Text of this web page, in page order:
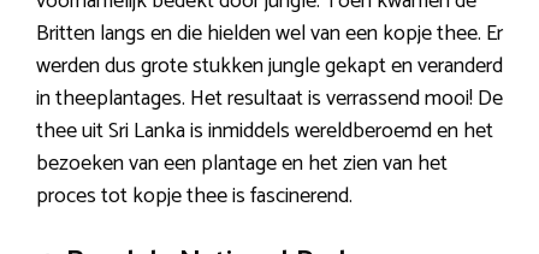
Britten langs en die hielden wel van een kopje thee. Er
werden dus grote stukken jungle gekapt en veranderd
in theeplantages. Het resultaat is verrassend mooi! De
thee uit Sri Lanka is inmiddels wereldberoemd en het
bezoeken van een plantage en het zien van het
proces tot kopje thee is fascinerend.